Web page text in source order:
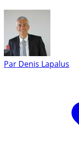
Par Denis Lapalus